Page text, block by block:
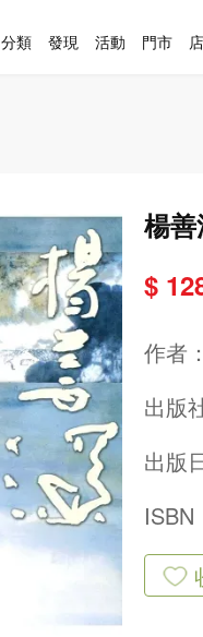
楊
$
作者：
出版
出版
ISBN
分類 發現 活動 門市